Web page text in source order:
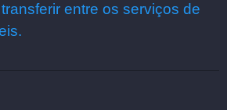
entre os serviços de